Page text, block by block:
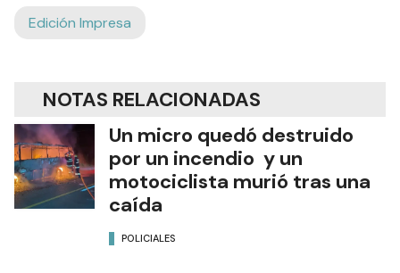
Edición Impresa
NOTAS RELACIONADAS
Un micro quedó destruido
por un incendio y un
motociclista murió tras una
caída
POLICIALES